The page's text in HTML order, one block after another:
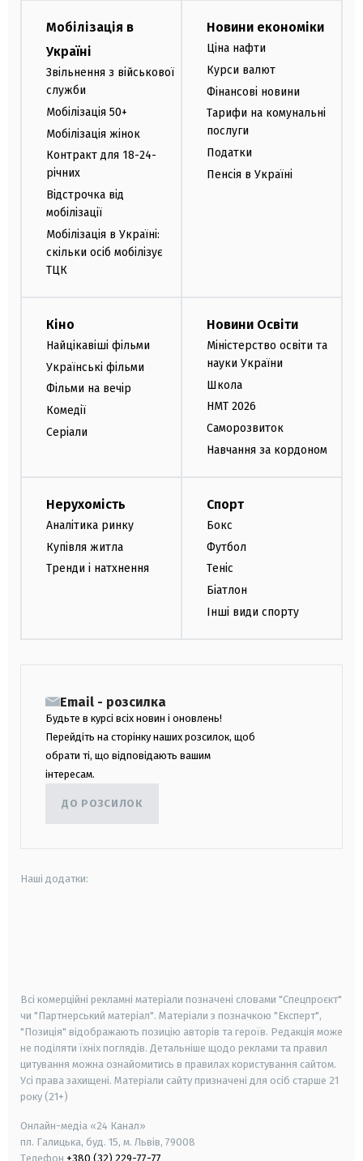
Мобілізація в
Україні
Звільнення з військової
служби
Мобілізація 50+
Мобілізація жінок
Контракт для 18-24-
річних
Відстрочка від
мобілізації
Мобілізація в Україні:
скільки осіб мобілізує
ТЦК
Новини економіки
Ціна нафти
Курси валют
Фінансові новини
Тарифи на комунальні
послуги
Податки
Пенсія в Україні
Кіно
Найцікавіші фільми
Українські фільми
Фільми на вечір
Комедії
Серіали
Новини Освіти
Міністерство освіти та
науки України
Школа
НМТ 2026
Саморозвиток
Навчання за кордоном
Нерухомість
Аналітика ринку
Купівля житла
Тренди і натхнення
Спорт
Бокс
Футбол
Теніс
Біатлон
Інші види спорту
Email - розсилка
Будьте в курсі всіх новин і оновлень!
Перейдіть на сторінку наших розсилок, щоб
обрати ті, що відповідають вашим
інтересам.
ДО РОЗСИЛОК
Наші додатки:
Всі комерційні рекламні матеріали позначені словами "Спецпроєкт"
чи "Партнерський матеріал". Матеріали з позначкою "Експерт",
"Позиція" відображають позицію авторів та героїв. Редакція може
не поділяти їхніх поглядів. Детальніше щодо реклами та правил
цитування можна ознайомитись в правилах користування сайтом.
Усі права захищені. Матеріали сайту призначені для осіб старше 21
року (21+)
Онлайн-медіа «24 Канал»
пл. Галицька, буд. 15, м. Львів, 79008
Телефон +380 (32) 229-77-77